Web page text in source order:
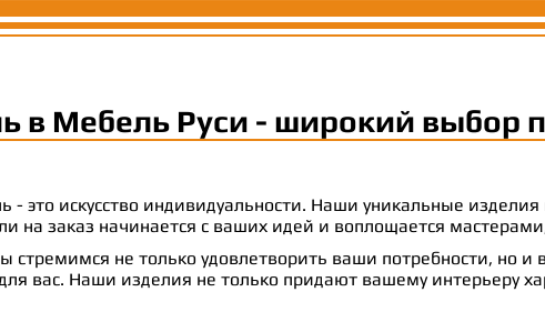
в Мебель Руси - широкий выбор
это искусство индивидуальности. Наши уникальные
на заказ начинается с ваших идей и воплощается
не только удовлетворить ваши потребности, но и
вас. Наши изделия не только придают вашему интерьеру